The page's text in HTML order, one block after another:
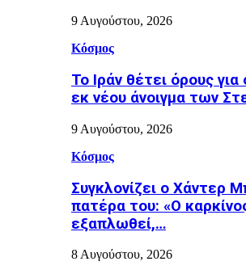
9 Αυγούστου, 2026
Κόσμος
Το Ιράν θέτει όρους
εκ νέου άνοιγμα των
9 Αυγούστου, 2026
Κόσμος
Συγκλονίζει ο Χάντερ
πατέρα του: «Ο
εξαπλωθεί,…
8 Αυγούστου, 2026